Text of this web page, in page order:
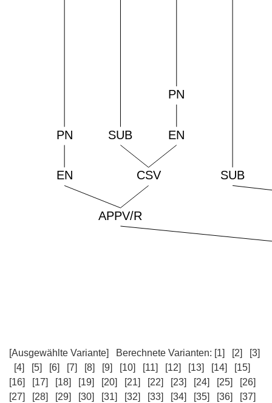
[Ausgewählte Variante] Berechnete Varianten: [1] [2]
[3]
[4]
[5] [6] [7] [8] [9] [10] [11] [12] [13] [14]
[15]
[16]
[17] [18] [19] [20] [21] [22] [23] [24] [25]
[26]
[27]
[28] [29] [30] [31] [32] [33] [34] [35] [36]
[37]